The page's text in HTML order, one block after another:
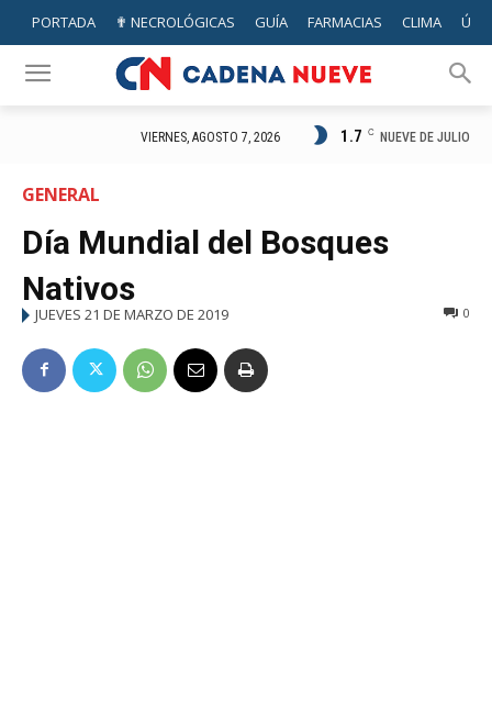
PORTADA ✟ NECROLÓGICAS GUÍA FARMACIAS CLIMA
VIERNES, AGOSTO 7, 2026 1.7 C NUEVE DE JULIO
GENERAL
Día Mundial del Bosques
Nativos
JUEVES 21 DE MARZO DE 2019 0